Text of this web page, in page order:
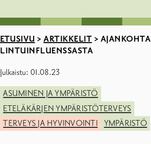
ETUSIVU > ARTIKKELIT >
LINTUINFLUENSSASTA
Julkaistu: 01.08.23
ASUMINEN JA YMPÄRISTÖ
ETELÄKÄRJEN YMPÄRISTÖTERVEYS
TERVEYS JA HYVINVOINTI
YMPÄRISTÖ